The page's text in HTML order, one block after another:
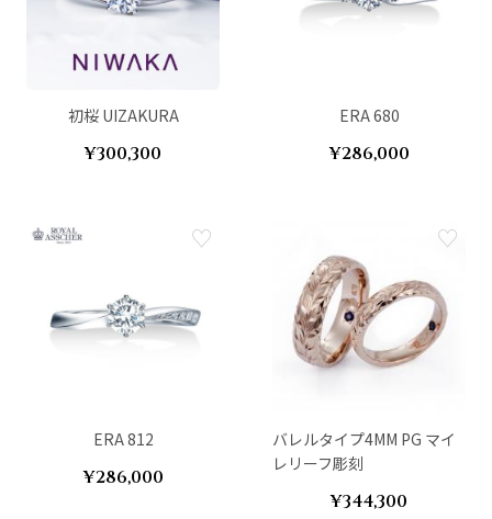
初桜 UIZAKURA
¥300,300
ERA 680
¥286,000
ERA 812
¥286,000
バレルタイプ4MM PG マイ
レリーフ彫刻
¥344,300